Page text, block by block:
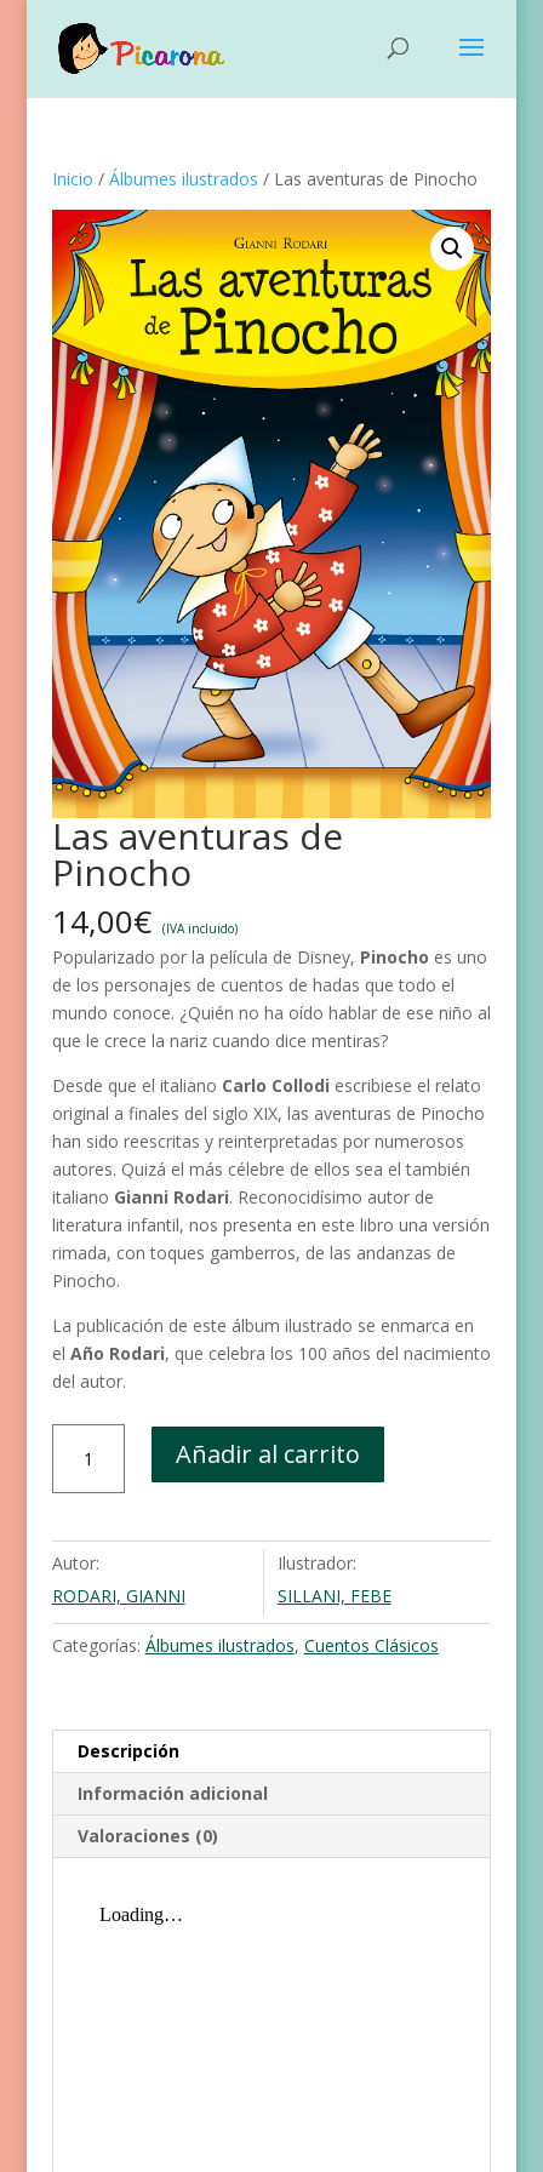
Inicio / Álbumes ilustrados / Las aventuras de Pinocho
Las aventuras de
Pinocho
14,00€ (IVA incluido)
Popularizado por la película de Disney, Pinocho es uno
de los personajes de cuentos de hadas que todo el
mundo conoce. ¿Quién no ha oído hablar de ese niño al
que le crece la nariz cuando dice mentiras?
Desde que el italiano Carlo Collodi escribiese el relato
original a finales del siglo XIX, las aventuras de Pinocho
han sido reescritas y reinterpretadas por numerosos
autores. Quizá el más célebre de ellos sea el también
italiano Gianni Rodari. Reconocidísimo autor de
literatura infantil, nos presenta en este libro una versión
rimada, con toques gamberros, de las andanzas de
Pinocho.
La publicación de este álbum ilustrado se enmarca en
el Año Rodari, que celebra los 100 años del nacimiento
del autor.
aventuras
de
cantidad
Añadir al carrito
Autor:
RODARI, GIANNI
Ilustrador:
SILLANI, FEBE
Categorías: Álbumes ilustrados, Cuentos Clásicos
Descripción
Información adicional
Valoraciones (0)